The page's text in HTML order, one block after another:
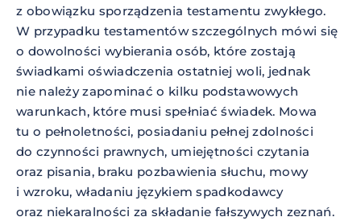
z obowiązku sporządzenia testamentu zwykłego.
W przypadku testamentów szczególnych mówi się
o dowolności wybierania osób, które zostają
świadkami oświadczenia ostatniej woli, jednak
nie należy zapominać o kilku podstawowych
warunkach, które musi spełniać świadek. Mowa
tu o pełnoletności, posiadaniu pełnej zdolności
do czynności prawnych, umiejętności czytania
oraz pisania, braku pozbawienia słuchu, mowy
i wzroku, władaniu językiem spadkodawcy
oraz niekaralności za składanie fałszywych zeznań.